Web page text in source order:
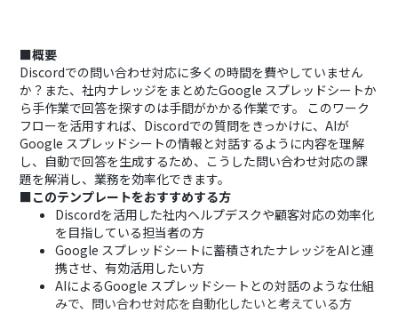
■概要
Discordでの問い合わせ対応に多くの時間を費やしていません
か？また、社内ナレッジをまとめたGoogle スプレッドシートか
ら手作業で回答を探すのは手間がかかる作業です。 このワーク
フローを活用すれば、Discordでの質問をきっかけに、AIが
Google スプレッドシートの情報と対話するように内容を理解
し、自動で回答を生成するため、こうした問い合わせ対応の課
題を解消し、業務を効率化できます。
■このテンプレートをおすすめする方
Discordを活用した社内ヘルプデスクや顧客対応の効率化
を目指している担当者の方
Google スプレッドシートに蓄積されたナレッジをAIと連
携させ、有効活用したい方
AIによるGoogle スプレッドシートとの対話のような仕組
みで、問い合わせ対応を自動化したいと考えている方